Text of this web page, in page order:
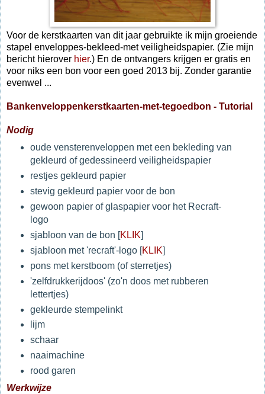
Voor de kerstkaarten van dit jaar gebruikte ik mijn groeiende
stapel enveloppes-bekleed-met veiligheidspapier. (Zie mijn
bericht hierover hier.) En de ontvangers krijgen er gratis en
voor niks een bon voor een goed 2013 bij. Zonder garantie
evenwel ...
Bankenveloppenkerstkaarten-met-tegoedbon - Tutorial
Nodig
oude vensterenveloppen met een bekleding van
gekleurd of gedessineerd veiligheidspapier
restjes gekleurd papier
stevig gekleurd papier voor de bon
gewoon papier of glaspapier voor het Recraft-
logo
sjabloon van de bon [KLIK]
sjabloon met 'recraft'-logo [KLIK]
pons met kerstboom (of sterretjes)
'zelfdrukkerijdoos' (zo'n doos met rubberen
lettertjes)
gekleurde stempelinkt
lijm
schaar
naaimachine
rood garen
Werkwijze